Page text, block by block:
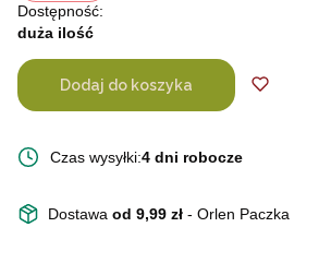
Dostępność:
duża ilość
Dodaj do koszyka
Czas wysyłki:4 dni robocze
Dostawa od 9,99 zł - Orlen Paczka